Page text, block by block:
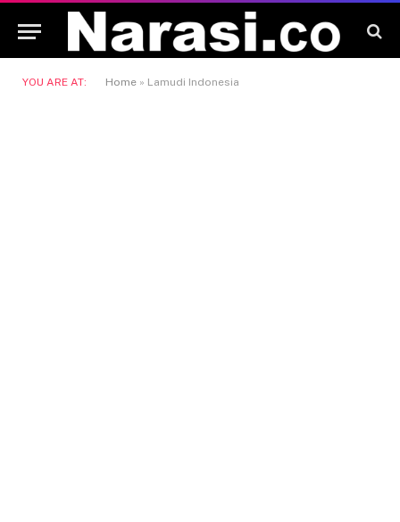
YOU ARE AT: Home » Lamudi Indonesia